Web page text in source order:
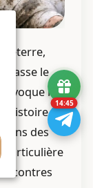
le
le
a
des
particulière
14:43